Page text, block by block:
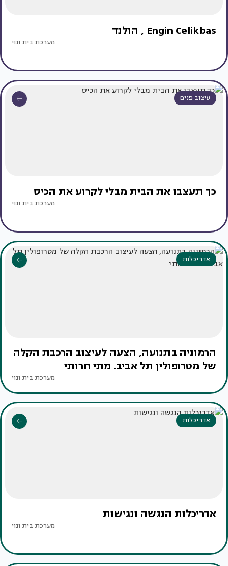
Engin Celikbas , הולנד
מערכת בית ונוי
עיצוב פנים
כך תעצבו את הבית מבלי לקרוע את הכיס
מערכת בית ונוי
אדריכלות
הרמוניה בתנועה, הצעה לעיצוב הרכבת הקלה
של מטרופולין תל אביב. מתי חרותי
מערכת בית ונוי
אדריכלות
אדריכלות הנגשה ונגישות
מערכת בית ונוי